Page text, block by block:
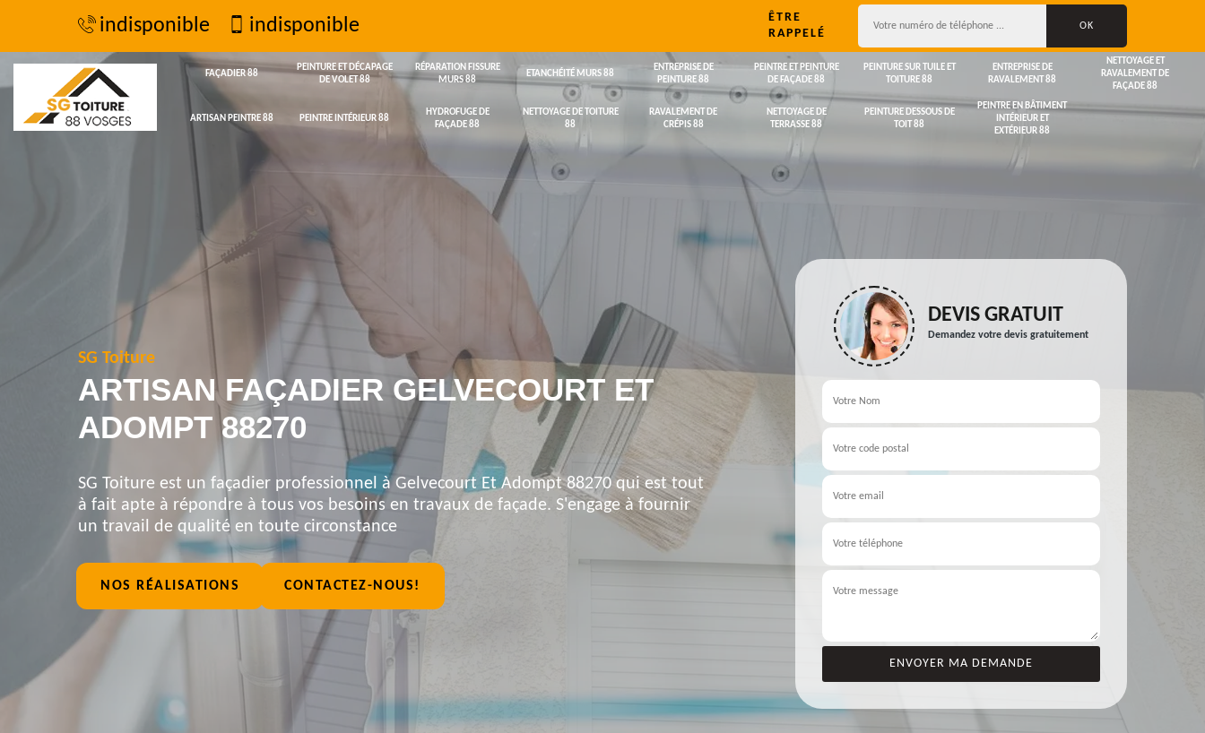
indisponible indisponible
ÊTRE
RAPPELÉ
FAÇADIER 88
PEINTURE ET DÉCAPAGE
DE VOLET 88
RÉPARATION FISSURE
MURS 88
ETANCHÉITÉ MURS 88
ENTREPRISE DE
PEINTURE 88
PEINTRE ET PEINTURE
DE FAÇADE 88
PEINTURE SUR TUILE ET
TOITURE 88
ENTREPRISE DE
RAVALEMENT 88
NETTOYAGE ET
RAVALEMENT DE
FAÇADE 88
ARTISAN PEINTRE 88 PEINTRE INTÉRIEUR 88
HYDROFUGE DE
FAÇADE 88
NETTOYAGE DE TOITURE
88
RAVALEMENT DE
CRÉPIS 88
NETTOYAGE DE
TERRASSE 88
PEINTURE DESSOUS DE
TOIT 88
PEINTRE EN BÂTIMENT
INTÉRIEUR ET
EXTÉRIEUR 88
SG Toiture
ARTISAN FAÇADIER GELVECOURT ET
ADOMPT 88270
SG Toiture est un façadier professionnel à Gelvecourt Et Adompt 88270 qui est tout
à fait apte à répondre à tous vos besoins en travaux de façade. S'engage à fournir
un travail de qualité en toute circonstance
NOS RÉALISATIONS CONTACTEZ-NOUS!
DEVIS GRATUIT
Demandez votre devis gratuitement